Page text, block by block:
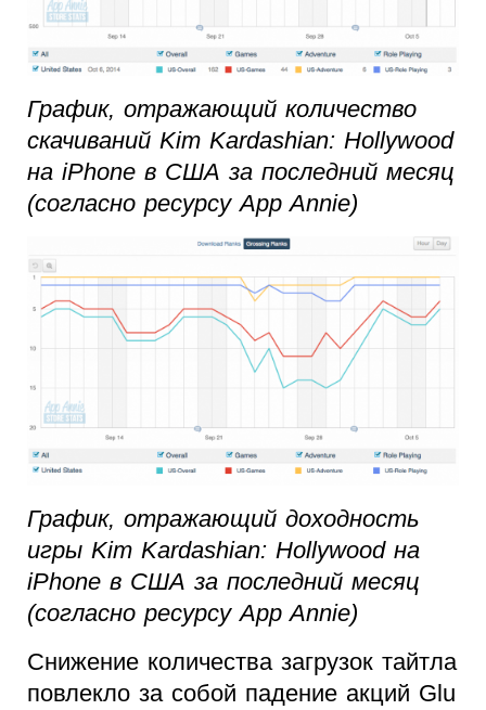
График, отражающий количество
скачиваний Kim Kardashian: Hollywood
на iPhone в США за последний месяц
(согласно ресурсу App Annie)
График, отражающий доходность
игры Kim Kardashian: Hollywood на
iPhone в США за последний месяц
(согласно ресурсу App Annie)
Снижение количества загрузок тайтла
повлекло за собой падение акций Glu